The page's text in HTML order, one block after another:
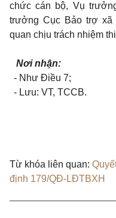
chức cán bộ, Vụ
trưởng Cục Bảo trợ
quan chịu trách nhiệm
Nơi nhận:
- Như Điều 7;
- Lưu: VT, TCCB.
Từ khóa liên quan:
định 179/QĐ-LĐTBXH